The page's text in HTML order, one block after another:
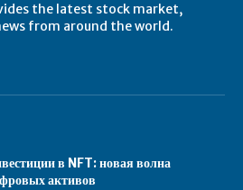
the latest stock market,
from around the world.
в NFT: новая волна
активов